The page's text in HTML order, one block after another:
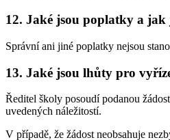
12. Jaké jsou poplatky a jak
Správní ani jiné poplatky nejsou
13. Jaké jsou lhůty pro
Ředitel školy posoudí podanou
uvedených náležitostí.
V případě, že žádost neobsahuje